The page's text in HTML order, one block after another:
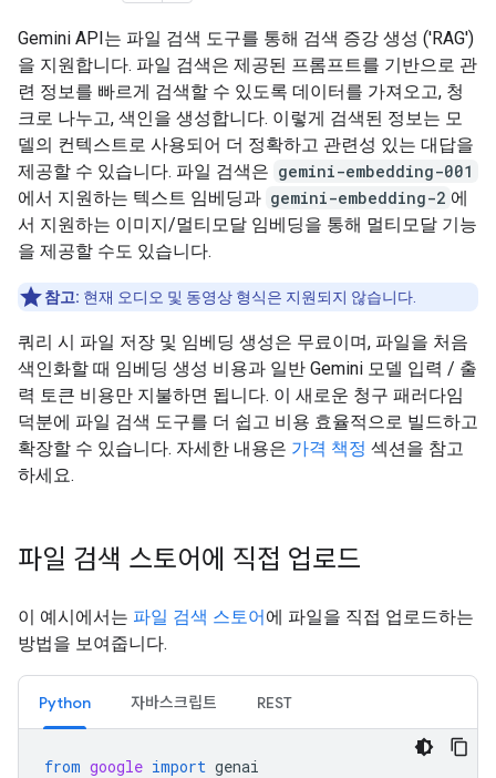
Gemini API는 파일 검색 도구를 통해 검색 증강 생성 ('RAG')
을 지원합니다. 파일 검색은 제공된 프롬프트를 기반으로 관
련 정보를 빠르게 검색할 수 있도록 데이터를 가져오고, 청
크로 나누고, 색인을 생성합니다. 이렇게 검색된 정보는 모
델의 컨텍스트로 사용되어 더 정확하고 관련성 있는 대답을
제공할 수 있습니다. 파일 검색은 gemini-embedding-001
에서 지원하는 텍스트 임베딩과 gemini-embedding-2 에
서 지원하는 이미지/멀티모달 임베딩을 통해 멀티모달 기능
을 제공할 수도 있습니다.
참고: 현재 오디오 및 동영상 형식은 지원되지 않습니다.
쿼리 시 파일 저장 및 임베딩 생성은 무료이며, 파일을 처음
색인화할 때 임베딩 생성 비용과 일반 Gemini 모델 입력 / 출
력 토큰 비용만 지불하면 됩니다. 이 새로운 청구 패러다임
덕분에 파일 검색 도구를 더 쉽고 비용 효율적으로 빌드하고
확장할 수 있습니다. 자세한 내용은 가격 책정 섹션을 참고
하세요.
파일 검색 스토어에 직접 업로드
이 예시에서는 파일 검색 스토어에 파일을 직접 업로드하는
방법을 보여줍니다.
Python 자바스크립트 REST
from google import genai